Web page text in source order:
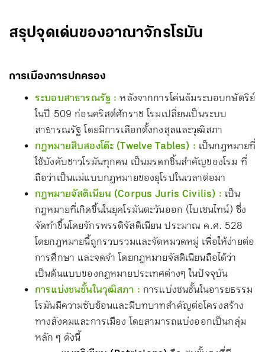
สรุปจุดเด่นของอาณาจักรโรมัน
การเมืองการปกครอง
ระบอบสาธารณรัฐ :หลังจากการโค่นล้มระบอบกษัตริย์
ในปี 509 ก่อนคริสต์ศักราช โรมเปลี่ยนเป็นระบบ
สาธารณรัฐ โดยมีการเลือกตั้งกงสุลและวุฒิสภา
กฎหมายสิบสองโต๊ะ (Twelve Tables) : เป็นกฎหมายที่
ใช้บังคับชาวโรมันทุกคน เป็นมรดกชิ้นสำคัญของโรม ที่
ถือว่าเป็นแม่แบบกฎหมายของยุโรปในเวลาต่อมา
กฎหมายจัสติเนียน (Corpus Juris Civilis) : เป็น
กฎหมายที่เกิดขึ้นในยุคโรมันตะวันออก (ไบเซนไทน์) ซึ่ง
จัดทำขึ้นโดยจักรพรรดิจัสติเนียน ประมาณ ค.ศ. 528
โดยกฎหมายนี้ถูกรวบรวมและจัดหมวดหมู่ เพื่อให้ง่ายต่อ
การศึกษา และจดจำ โดยกฎหมายจัสติเนียนถือได้ว่า
เป็นต้นแบบของกฎหมายประเทศต่างๆ ในปัจจุบัน
การแบ่งชนชั้นในวุฒิสภา : การแบ่งชนชั้นในอารยธรรม
โรมันมีความซับซ้อนและมีบทบาทสำคัญต่อโครงสร้าง
ทางสังคมและการเมือง โดยสามารถแบ่งออกเป็นกลุ่ม
หลัก ๆ ดังนี้